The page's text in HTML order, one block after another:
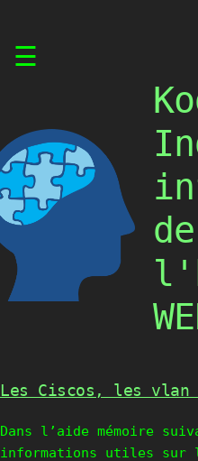
☰
de
Les Ciscos, les vlan
Dans l’aide mémoire
informations utiles sur